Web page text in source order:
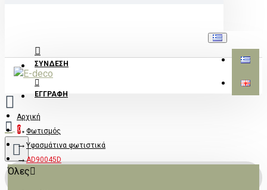
ΣΎΝΔΕΣΗ
ΕΓΓΡΑΦΉ
0
Όλες
Αρχική
Φωτισμός
Υφασμάτινα φωτιστικά
AD90045D